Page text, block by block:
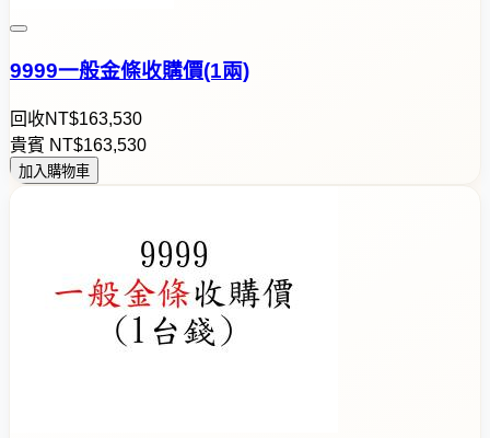
9999一般金條收購價(1兩)
回收NT$163,530
貴賓 NT$163,530
加入購物車